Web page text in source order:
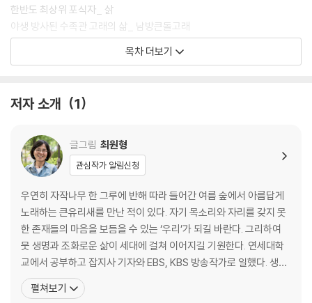
한반도 최상위 포식자_ 삵
야생 방사된 수족관 고래의 삶_ 남방큰돌고래
“그렇다면 우리는 어디서 살아야 합니까?” 개구리와 로드킬 이야기_ 수
안전한 세상으로 가는 다양한 선택지를 위하여_ 3월 11일 후쿠시마 사고
일(2011)
강인하고 유연한 풀_ 민들레
생산자의 얼굴이 담긴 식재료_ 시금치
밟히지 않으면 생존할 수 없는 숙명을 안은 풀_ 질경이
꽃가루를 옮기는 작지만 중요한 존재_ 뒤영벌
새들도 주택난으로 힘들어_ 박새
도시의 피난처, 가로수_ 벚나무
부엔 비비르, 인간과 자연이 조화를 이루며 공존하는 삶_ 4월 22일 지구
의 날
목차 더보기
저자 소개 1
글그림 최원형
관심작가 알림신청
우연히 자작나무 한 그루에 반해 따라 들어간 여름 숲에서 아름답게
노래하는 큰유리새를 만난 적이 있다. 자기 목소리와 자리를 갖지 못
한 존재들의 마음을 보듬을 수 있는 ‘우리’가 되길 바란다. 그리하여
뭇 생명과 조화로운 삶이 세대에 걸쳐 이어지길 기원한다. 연세대학
교에서 공부하고 잡지사 기자와 EBS, KBS 방송작가로 일했다. 생태·
에너지·기후변화와 관련해 여러 매체에 글을 쓰고 강의를 하며 시민
교육에 힘쓰고 있다. 대통령 직속 국가기후환경회의 전문위원, 서울
펼쳐보기